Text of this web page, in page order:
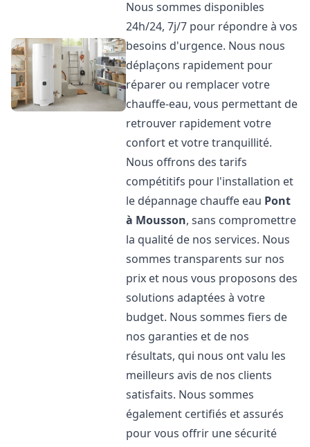
Nous sommes disponibles
24h/24, 7j/7 pour répondre à vos
besoins d'urgence. Nous nous
déplaçons rapidement pour
réparer ou remplacer votre
chauffe-eau, vous permettant de
retrouver rapidement votre
confort et votre tranquillité.
Nous offrons des tarifs
compétitifs pour l'installation et
le dépannage chauffe eau Pont
à Mousson, sans compromettre
la qualité de nos services. Nous
sommes transparents sur nos
prix et nous vous proposons des
solutions adaptées à votre
budget. Nous sommes fiers de
nos garanties et de nos
résultats, qui nous ont valu les
meilleurs avis de nos clients
satisfaits. Nous sommes
également certifiés et assurés
pour vous offrir une sécurité